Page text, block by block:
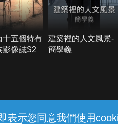
表示您同意我們使用
十五個特有
影像誌S2
建築裡的人文風景-
簡學義